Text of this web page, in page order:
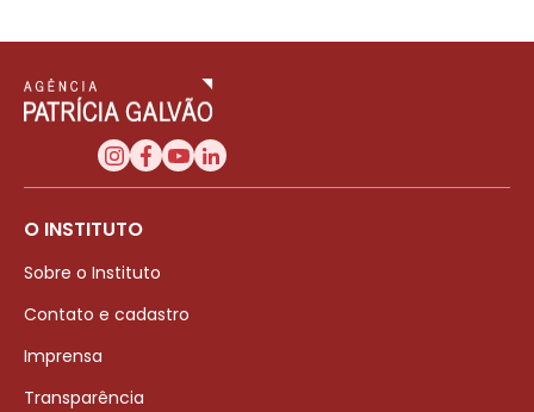
O INSTITUTO
Sobre o Instituto
Contato e cadastro
Imprensa
Transparência